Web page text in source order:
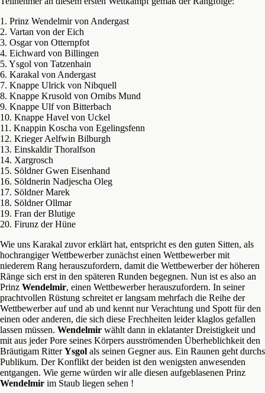
1. Prinz Wendelmir von Andergast
2. Vartan von der Eich
3. Osgar von Otternpfot
4. Eichward von Billingen
5. Ysgol von Tatzenhain
6. Karakal von Andergast
7. Knappe Ulrick von Nibquell
8. Knappe Krusold von Ornibs Mund
9. Knappe Ulf von Bitterbach
10. Knappe Havel von Uckel
11. Knappin Koscha von Egelingsfenn
12. Krieger Aelfwin Bilburgh
13. Einskaldir Thoralfson
14. Xargrosch
15. Söldner Gwen Eisenhand
16. Söldnerin Nadjescha Oleg
17. Söldner Marek
18. Söldner Ollmar
19. Fran der Blutige
20. Firunz der Hüne
Wie uns Karakal zuvor erklärt hat, entspricht es den guten Sitten, als
hochrangiger Wettbewerber zunächst einen Wettbewerber mit
niederem Rang herauszufordern, damit die Wettbewerber der höheren
Ränge sich erst in den späteren Runden begegnen. Nun ist es also an
Prinz Wendelmir, einen Wettbewerber herauszufordern. In seiner
prachtvollen Rüstung schreitet er langsam mehrfach die Reihe der
Wettbewerber auf und ab und kennt nur Verachtung und Spott für den
einen oder anderen, die sich diese Frechheiten leider klaglos gefallen
lassen müssen. Wendelmir wählt dann in eklatanter Dreistigkeit und
mit aus jeder Pore seines Körpers ausströmenden Überheblichkeit den
Bräutigam RitterYsgol als seinen Gegner aus. Ein Raunen geht durchs
Publikum. Der Konflikt der beiden ist den wenigsten anwesenden
entgangen. Wie gerne würden wir alle diesen aufgeblasenen Prinz
Wendelmir im Staub liegen sehen !